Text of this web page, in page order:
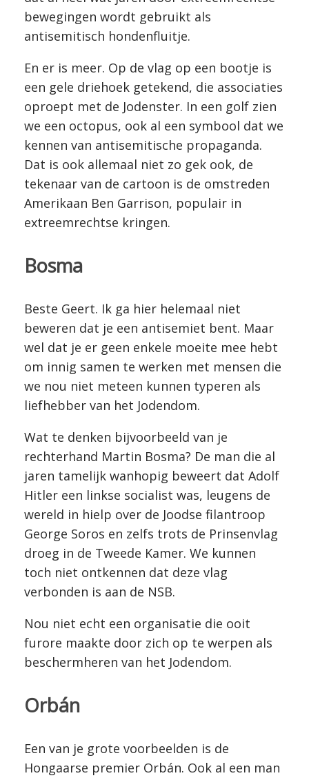
bewegingen wordt gebruikt als
antisemitisch hondenfluitje.
En er is meer. Op de vlag op een bootje is
een gele driehoek getekend, die associaties
oproept met de Jodenster. In een golf zien
we een octopus, ook al een symbool dat we
kennen van antisemitische propaganda.
Dat is ook allemaal niet zo gek ook, de
tekenaar van de cartoon is de omstreden
Amerikaan Ben Garrison, populair in
extreemrechtse kringen.
Bosma
Beste Geert. Ik ga hier helemaal niet
beweren dat je een antisemiet bent. Maar
wel dat je er geen enkele moeite mee hebt
om innig samen te werken met mensen die
we nou niet meteen kunnen typeren als
liefhebber van het Jodendom.
Wat te denken bijvoorbeeld van je
rechterhand Martin Bosma? De man die al
jaren tamelijk wanhopig beweert dat Adolf
Hitler een linkse socialist was, leugens de
wereld in hielp over de Joodse filantroop
George Soros en zelfs trots de Prinsenvlag
droeg in de Tweede Kamer. We kunnen
toch niet ontkennen dat deze vlag
verbonden is aan de NSB.
Nou niet echt een organisatie die ooit
furore maakte door zich op te werpen als
beschermheren van het Jodendom.
Orbán
Een van je grote voorbeelden is de
Hongaarse premier Orbán. Ook al een man